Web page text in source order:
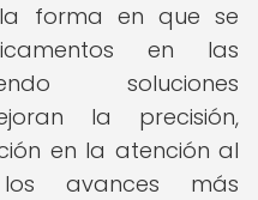
forma en que se
en las
soluciones
la precisión,
en la atención al
avances más